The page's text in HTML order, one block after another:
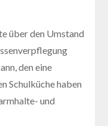
über den Umstand
den eine
Schulküche haben
und